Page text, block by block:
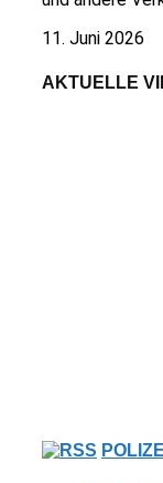
11. Juni 2026
AKTUELLE